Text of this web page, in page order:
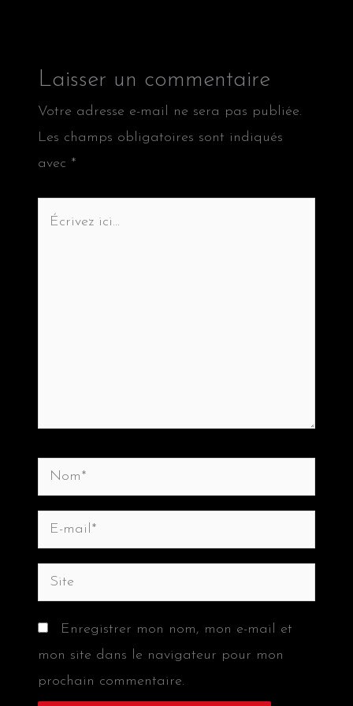
Laisser un commentaire
Votre adresse e-mail ne sera pas publiée.
Les champs obligatoires sont indiqués
avec *
Écrivez
Nom*
mail*
Site
Enregistrer mon nom, mon e-mail et
mon site dans le navigateur pour mon
prochain commentaire.